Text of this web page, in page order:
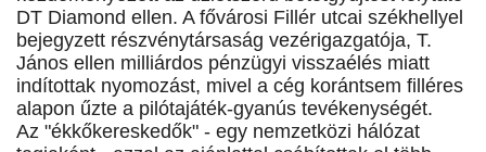
DT Diamond ellen. A fővárosi Fillér utcai székhellyel
bejegyzett részvénytársaság vezérigazgatója, T.
János ellen milliárdos pénzügyi visszaélés miatt
indítottak nyomozást, mivel a cég korántsem filléres
alapon űzte a pilótajáték-gyanús tevékenységét.
Az "ékkőkereskedők" - egy nemzetközi hálózat